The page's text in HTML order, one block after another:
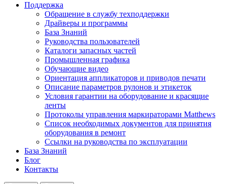
Поддержка
Обращение в службу техподдержки
Драйверы и программы
База Знаний
Руководства пользователей
Каталоги запасных частей
Промышленная графика
Обучающие видео
Ориентация аппликаторов и приводов печати
Описание параметров рулонов и этикеток
Условия гарантии на оборудование и красящие
ленты
Протоколы управления маркираторами Matthews
Список необходимых документов для принятия
оборудования в ремонт
Ссылки на руководства по эксплуатации
База Знаний
Блог
Контакты